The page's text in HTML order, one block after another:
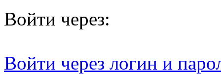
Войти через:
Войти через логин и